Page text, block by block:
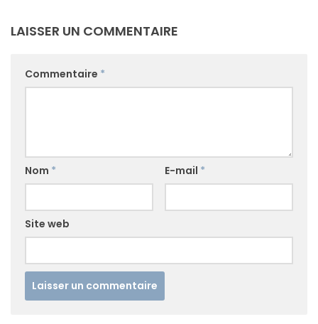
LAISSER UN COMMENTAIRE
Commentaire *
Nom * E-mail *
Site web